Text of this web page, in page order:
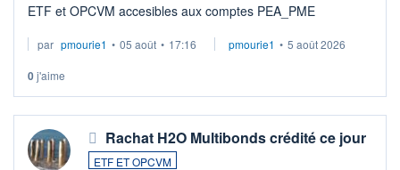
ETF et OPCVM accesibles aux comptes PEA_PME
par pmourie1 • 05 août • 17:16 pmourie1 • 5 août 2026
0j'aime
Rachat H2O Multibonds crédité ce jour
ETF ET OPCVM